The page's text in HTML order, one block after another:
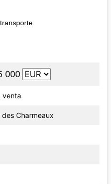
000
venta
des Charmeaux